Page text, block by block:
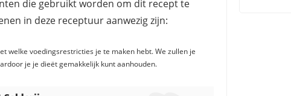
die gebruikt worden om dit recept te
in deze receptuur aanwezig zijn:
welke voedingsrestricties je te maken hebt. We zullen je
je je dieët gemakkelijk kunt aanhouden.